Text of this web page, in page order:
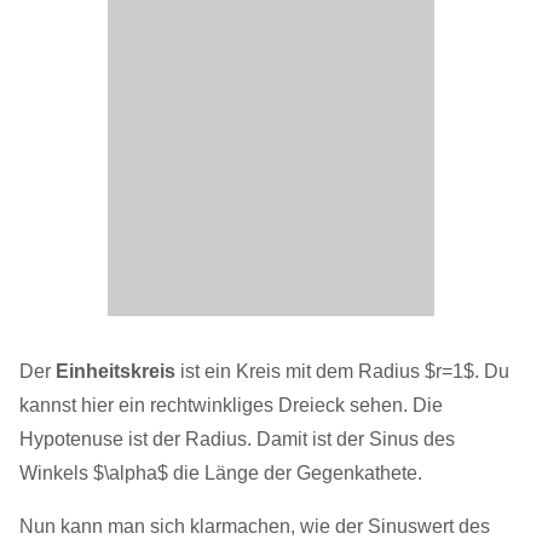
Der Einheitskreis ist ein Kreis mit dem Radius $r=1$. Du
kannst hier ein rechtwinkliges Dreieck sehen. Die
Hypotenuse ist der Radius. Damit ist der Sinus des
Winkels $\alpha$ die Länge der Gegenkathete.
Nun kann man sich klarmachen, wie der Sinuswert des